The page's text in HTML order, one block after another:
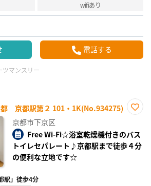
wifiあり
電話する
ツマンスリー
都 京都駅第２ 101・1K(No.934275)
り登
録
京都市下京区
Free Wi-Fi☆浴室乾燥機付きのバス
トイレセパレート♪京都駅まで徒歩４分
の便利な立地です☆
駅」徒歩4分